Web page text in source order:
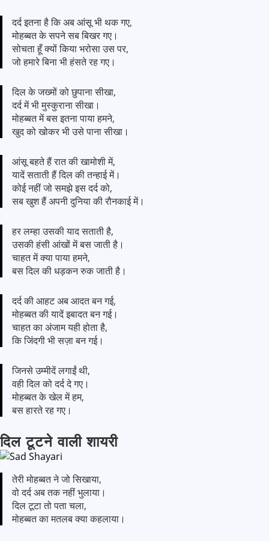
दर्द इतना है कि अब आंसू भी थक गए,
मोहब्बत के सपने सब बिखर गए।
सोचता हूँ क्यों किया भरोसा उस पर,
जो हमारे बिना भी हंसते रह गए।
दिल के जख्मों को छुपाना सीखा,
दर्द में भी मुस्कुराना सीखा।
मोहब्बत में बस इतना पाया हमने,
खुद को खोकर भी उसे पाना सीखा।
आंसू बहते हैं रात की खामोशी में,
यादें सताती हैं दिल की तन्हाई में।
कोई नहीं जो समझे इस दर्द को,
सब खुश हैं अपनी दुनिया की रौनकाई में।
हर लम्हा उसकी याद सताती है,
उसकी हंसी आंखों में बस जाती है।
चाहत में क्या पाया हमने,
बस दिल की धड़कन रुक जाती है।
दर्द की आहट अब आदत बन गई,
मोहब्बत की यादें इबादत बन गई।
चाहत का अंजाम यही होता है,
कि जिंदगी भी सज़ा बन गई।
जिनसे उम्मीदें लगाईं थी,
वही दिल को दर्द दे गए।
मोहब्बत के खेल में हम,
बस हारते रह गए।
दिल टूटने वाली शायरी
तेरी मोहब्बत ने जो सिखाया,
वो दर्द अब तक नहीं भुलाया।
दिल टूटा तो पता चला,
मोहब्बत का मतलब क्या कहलाया।